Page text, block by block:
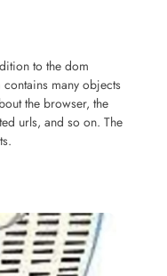
to the dom
many objects
the browser, the
urls, and so on. The